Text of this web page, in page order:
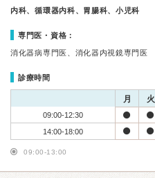
内科、循環器内科、胃腸科、小児科
専門医・資格：
消化器病専門医、消化器内視鏡専門医
診療時間
月 火
09:00-12:30
14:00-18:00
09:00-13:00